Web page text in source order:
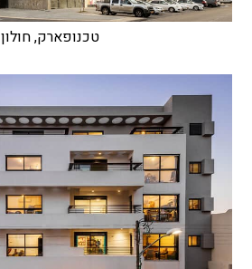
טכנופארק, חולון